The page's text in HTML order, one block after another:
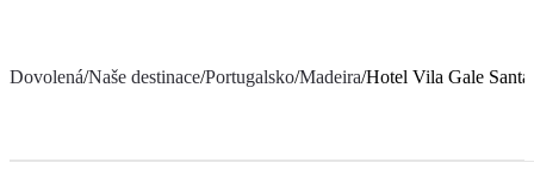
Dovolená/Naše destinace/Portugalsko/Madeira/Hotel Vila Gale